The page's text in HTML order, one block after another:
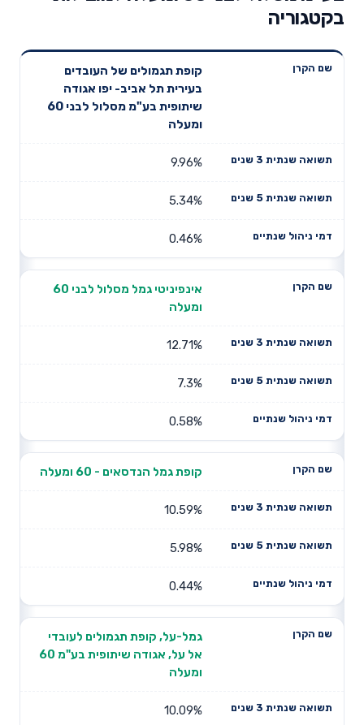
בקטגוריה
שנתית 3
תשואה
שנתית 5
שנים
קופת תגמולים של העובדים
בעירית תל אביב- יפו אגודה
שיתופית בע"מ מסלול לבני 60
ומעלה
9.96%
5.34%
0.46%
אינפיניטי גמל מסלול לבני 60
ומעלה
12.71%
7.3%
0.58%
קופת גמל הנדסאים - 60 ומעלה
10.59%
5.98%
0.44%
גמל-על, קופת תגמולים לעובדי
אל על, אגודה שיתופית בע"מ 60
ומעלה
10.09%